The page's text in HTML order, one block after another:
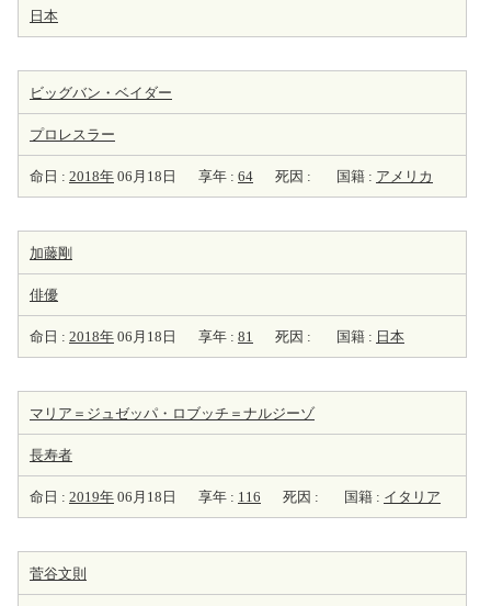
日本
ビッグバン・ベイダー
プロレスラー
命日 : 2018年 06月18日 享年 : 64 死因 : 国籍 : アメリカ
加藤剛
俳優
命日 : 2018年 06月18日 享年 : 81 死因 : 国籍 : 日本
マリア＝ジュゼッパ・ロブッチ＝ナルジーゾ
長寿者
命日 : 2019年 06月18日 享年 : 116 死因 : 国籍 : イタリア
菅谷文則